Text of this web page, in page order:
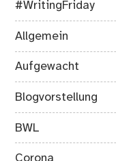
#WritingFriday
Allgemein
Aufgewacht
Blogvorstellung
BWL
Corona